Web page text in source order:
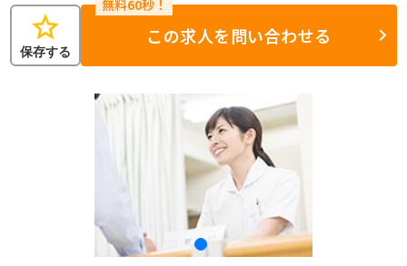
star
保存する
この求人を問い合わせる